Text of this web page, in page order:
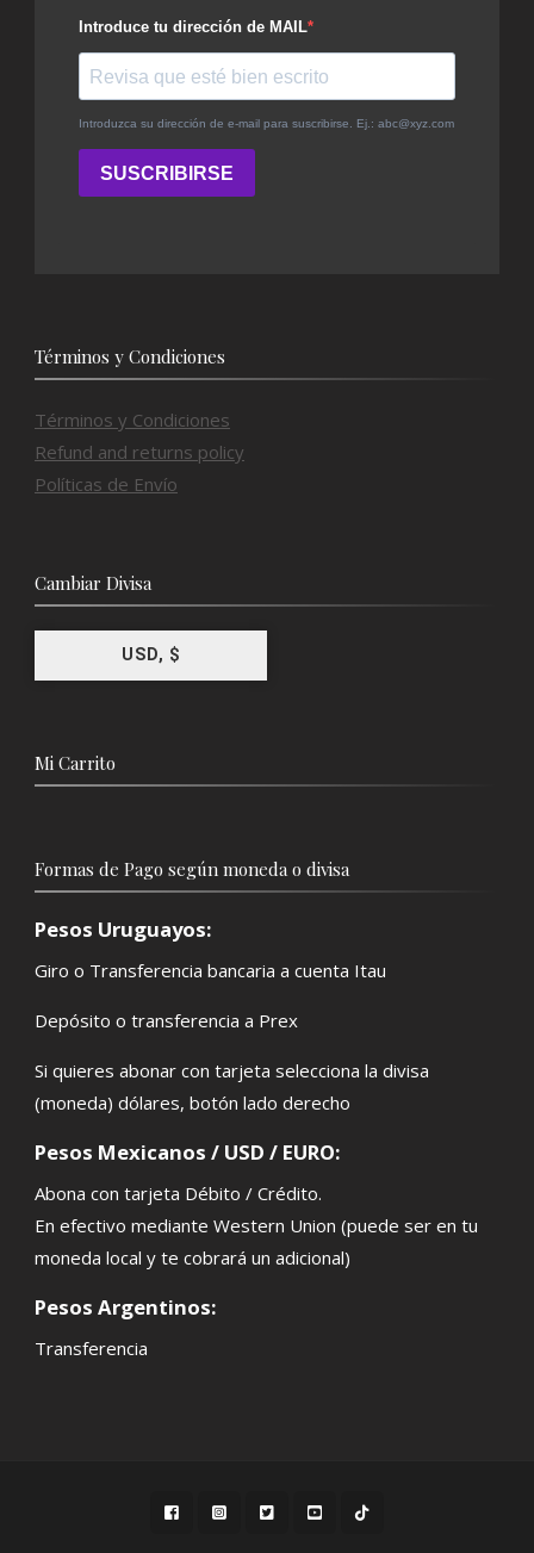
Términos y Condiciones
Términos y Condiciones
Refund and returns policy
Políticas de Envío
Cambiar Divisa
USD, $
Mi Carrito
Formas de Pago según moneda o divisa
Pesos Uruguayos:
Giro o Transferencia bancaria a cuenta Itau
Depósito o transferencia a Prex
Si quieres abonar con tarjeta selecciona la divisa
(moneda) dólares, botón lado derecho
Pesos Mexicanos / USD / EURO:
Abona con tarjeta Débito / Crédito.
En efectivo mediante Western Union (puede ser en tu
moneda local y te cobrará un adicional)
Pesos Argentinos:
Transferencia